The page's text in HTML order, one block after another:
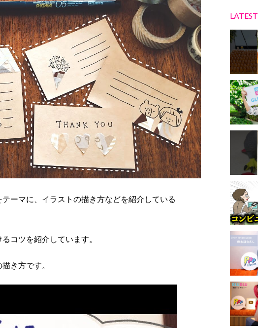
ーマに、イラストの描き方などを紹介している
コツを紹介しています。
き方です。
LATEST